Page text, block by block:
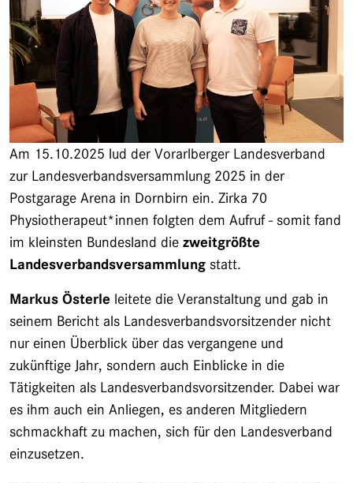
Am 15.10.2025 lud der Vorarlberger Landesverband
zur Landesverbandsversammlung 2025 in der
Postgarage Arena in Dornbirn ein. Zirka 70
Physiotherapeut*innen folgten dem Aufruf - somit fand
im kleinsten Bundesland die zweitgrößte
Landesverbandsversammlung statt.
Markus Österle leitete die Veranstaltung und gab in
seinem Bericht als Landesverbandsvorsitzender nicht
nur einen Überblick über das vergangene und
zukünftige Jahr, sondern auch Einblicke in die
Tätigkeiten als Landesverbandsvorsitzender. Dabei war
es ihm auch ein Anliegen, es anderen Mitgliedern
schmackhaft zu machen, sich für den Landesverband
einzusetzen.